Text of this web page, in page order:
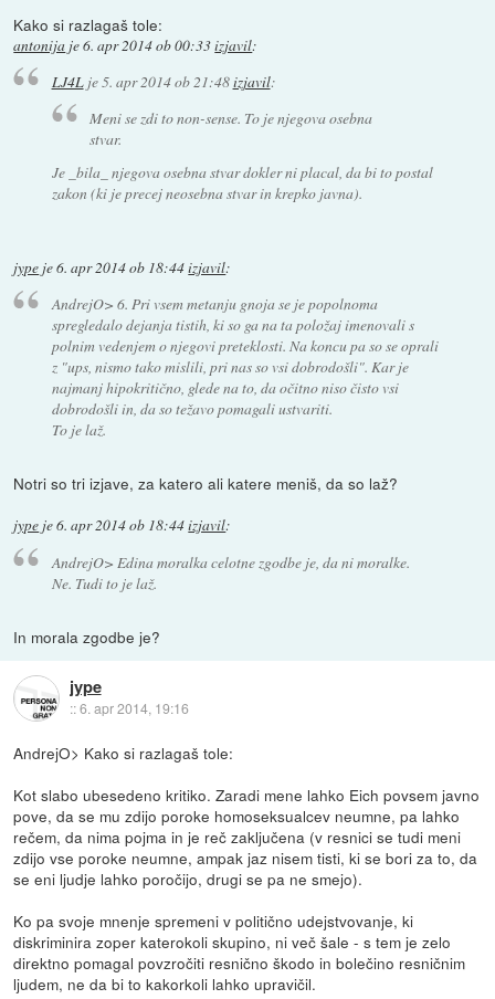
Kako si razlagaš tole:
antonija je6. apr 2014 ob 00:33izjavil:
LJ4Lje5. apr 2014 ob 21:48izjavil:
Meni se zdi to non-sense. To je njegova osebna
stvar.
Je _bila_ njegova osebna stvar dokler ni placal, da bi to postal
zakon (ki je precej neosebna stvar in krepko javna).
jype je6. apr 2014 ob 18:44izjavil:
AndrejO> 6. Pri vsem metanju gnoja se je popolnoma
spregledalo dejanja tistih, ki so ga na ta položaj imenovali s
polnim vedenjem o njegovi preteklosti. Na koncu pa so se oprali
z "ups, nismo tako mislili, pri nas so vsi dobrodošli". Kar je
najmanj hipokritično, glede na to, da očitno niso čisto vsi
dobrodošli in, da so težavo pomagali ustvariti.
To je laž.
Notri so tri izjave, za katero ali katere meniš, da so laž?
jype je6. apr 2014 ob 18:44izjavil:
AndrejO> Edina moralka celotne zgodbe je, da ni moralke.
Ne. Tudi to je laž.
In morala zgodbe je?
jype
::6. apr 2014, 19:16
AndrejO> Kako si razlagaš tole:
Kot slabo ubesedeno kritiko. Zaradi mene lahko Eich povsem javno
pove, da se mu zdijo poroke homoseksualcev neumne, pa lahko
rečem, da nima pojma in je reč zaključena (v resnici se tudi meni
zdijo vse poroke neumne, ampak jaz nisem tisti, ki se bori za to, da
se eni ljudje lahko poročijo, drugi se pa ne smejo).
Ko pa svoje mnenje spremeni v politično udejstvovanje, ki
diskriminira zoper katerokoli skupino, ni več šale - s tem je zelo
direktno pomagal povzročiti resnično škodo in bolečino resničnim
ljudem, ne da bi to kakorkoli lahko upravičil.